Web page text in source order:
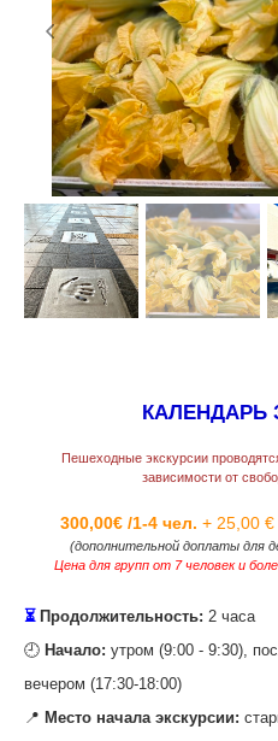
КАЛЕНДАРЬ
Пешеходные экскурсии
зависимости от
300,00€ /1-4 чел. + 25,00 €
(дополнительной доплаты для
Цена для групп от 7 человек и
⏳ Продолжительность: 2 часа
‌🕘 Начало: утром (9:00 - 9:30),
вечером (17:30-18:00)
📍 Место начала экскурсии: